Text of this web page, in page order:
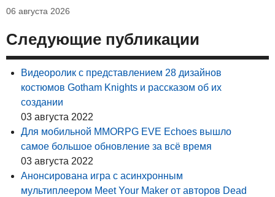
06 августа 2026
Следующие публикации
Видеоролик с представлением 28 дизайнов
костюмов Gotham Knights и рассказом об их
создании
03 августа 2022
Для мобильной MMORPG EVE Echoes вышло
самое большое обновление за всё время
03 августа 2022
Анонсирована игра с асинхронным
мультиплеером Meet Your Maker от авторов Dead